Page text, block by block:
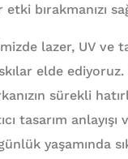
bırakmanızı
lazer, UV ve
elde ediyoruz.
sürekli
tasarım anlayışı
yaşamında